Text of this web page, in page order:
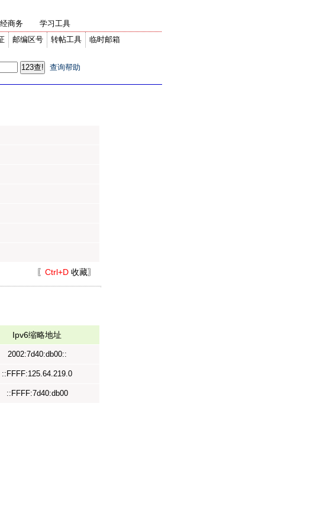
邮编区号 转帖工具 临时邮箱
商务 学习工具
查询帮助
〖 Ctrl+D 收藏〗
Ipv6缩略地址
2002:7d40:db00::
::FFFF:125.64.219.0
::FFFF:7d40:db00